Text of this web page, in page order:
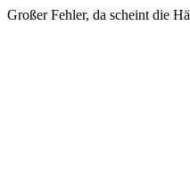
Großer Fehler, da scheint die